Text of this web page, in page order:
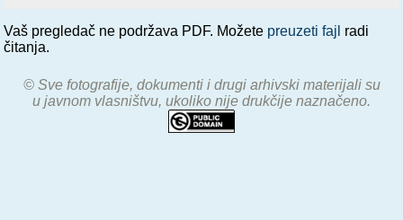
Vaš pregledač ne podržava PDF. Možete preuzeti fajl radi
čitanja.
© Sve fotografije, dokumenti i drugi arhivski materijali su
u javnom vlasništvu, ukoliko nije drukčije naznačeno.